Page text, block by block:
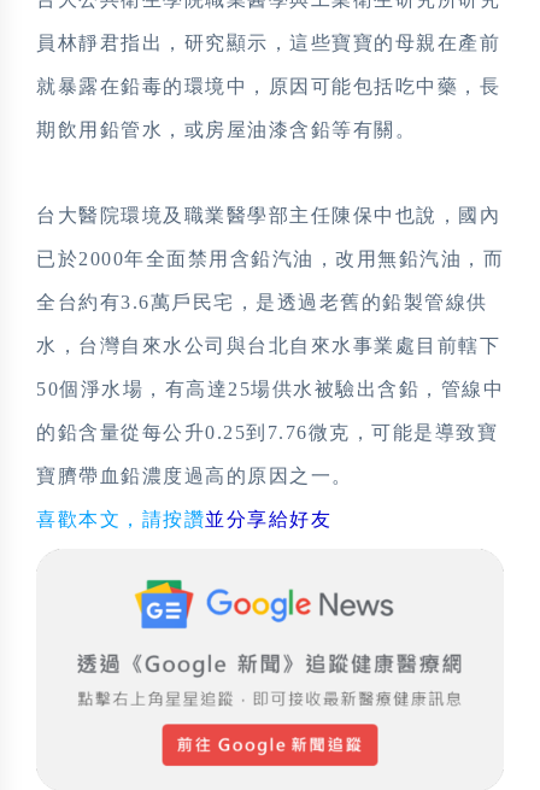
員林靜君指出，研究顯示，這些寶寶的母親在產前
就暴露在鉛毒的環境中，原因可能包括吃中藥，長
期飲用鉛管水，或房屋油漆含鉛等有關。
台大醫院環境及職業醫學部主任陳保中也說，國內
已於2000年全面禁用含鉛汽油，改用無鉛汽油，而
全台約有3.6萬戶民宅，是透過老舊的鉛製管線供
水，台灣自來水公司與台北自來水事業處目前轄下
50個淨水場，有高達25場供水被驗出含鉛 ，管線中
的鉛含量從每公升0.25到7.76微克， 可能是導致寶
寶臍帶血鉛濃度過高的原因之一。
喜歡本文，請按讚並分享給好友